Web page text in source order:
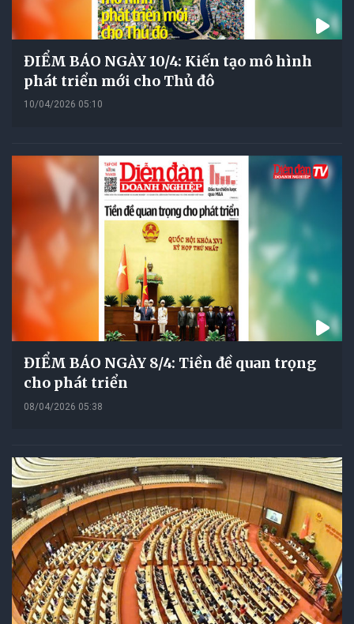
ĐIỂM BÁO NGÀY 10/4: Kiến tạo mô hình
phát triển mới cho Thủ đô
10/04/2026 05:10
ĐIỂM BÁO NGÀY 8/4: Tiền đề quan trọng
cho phát triển
08/04/2026 05:38